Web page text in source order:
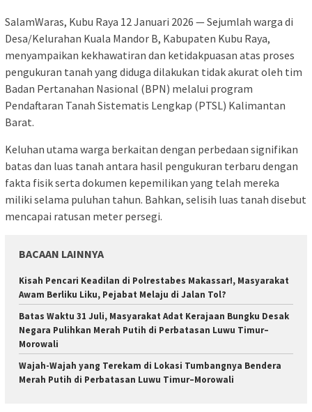
SalamWaras, Kubu Raya 12 Januari 2026 — Sejumlah warga di
Desa/Kelurahan Kuala Mandor B, Kabupaten Kubu Raya,
menyampaikan kekhawatiran dan ketidakpuasan atas proses
pengukuran tanah yang diduga dilakukan tidak akurat oleh tim
Badan Pertanahan Nasional (BPN) melalui program
Pendaftaran Tanah Sistematis Lengkap (PTSL) Kalimantan
Barat.
Keluhan utama warga berkaitan dengan perbedaan signifikan
batas dan luas tanah antara hasil pengukuran terbaru dengan
fakta fisik serta dokumen kepemilikan yang telah mereka
miliki selama puluhan tahun. Bahkan, selisih luas tanah disebut
mencapai ratusan meter persegi.
BACAAN LAINNYA
Kisah Pencari Keadilan di Polrestabes Makassar!, Masyarakat
Awam Berliku Liku, Pejabat Melaju di Jalan Tol?
Batas Waktu 31 Juli, Masyarakat Adat Kerajaan Bungku Desak
Negara Pulihkan Merah Putih di Perbatasan Luwu Timur–
Morowali
Wajah-Wajah yang Terekam di Lokasi Tumbangnya Bendera
Merah Putih di Perbatasan Luwu Timur–Morowali